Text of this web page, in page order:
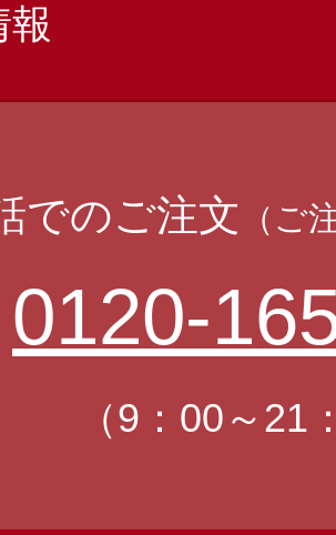
報
でのご注文 （ご
0120-
（9：00～21